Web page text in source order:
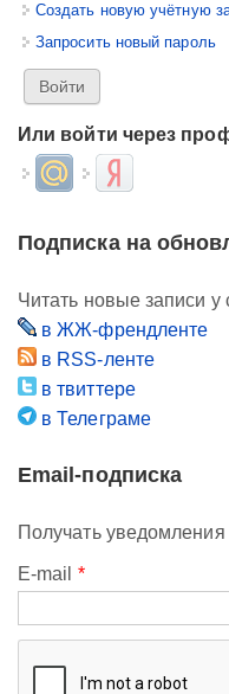
Создать новую учётную
Запросить новый пароль
Или войти через
Login with Mail.ruLogin with Яндекс
Подписка на
Читать новые записи у
в ЖЖ-френдленте
в RSS-ленте
в твиттере
в Телеграме
Email-подписка
Получать
E-mail *